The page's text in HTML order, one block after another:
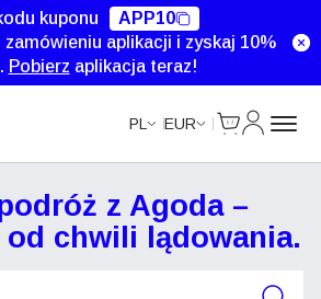
kuponu
APP10
zamówieniu aplikacji i zyskaj 10%
Pobierz aplikacja teraz!
PL EUR
z Agoda –
od chwili lądowania.